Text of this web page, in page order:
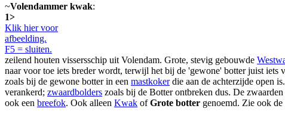
~Volendammer kwak:
1>
Klik hier voor
afbeelding.
F5 = sluiten.
zeilend houten vissersschip uit Volendam. Grote, stevig gebouwde
naar voor toe iets breder wordt, terwijl het bij de 'gewone' botter juist iets
zoals bij de gewone botter in een mastkokerdie aan de achterzijde open
verankerd; zwaardbolders zoals bij de Botter ontbreken dus. De
ook een breefok. Ook alleen Kwak ofGrote botter genoemd. Zie ook